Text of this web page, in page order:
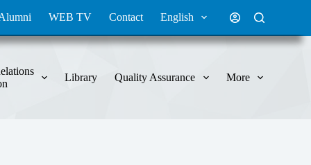
WEB TV Contact English
Library Quality Assurance More